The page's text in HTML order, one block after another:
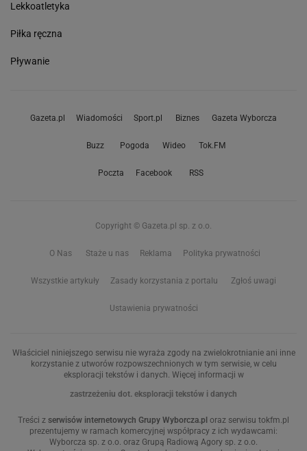
Lekkoatletyka
Piłka ręczna
Pływanie
Gazeta.pl Wiadomości Sport.pl Biznes Gazeta Wyborcza
Buzz Pogoda Wideo Tok.FM
Poczta Facebook RSS
Copyright © Gazeta.pl sp. z o.o.
O Nas Staże u nas Reklama Polityka prywatności
Wszystkie artykuły Zasady korzystania z portalu Zgłoś uwagi
Ustawienia prywatności
Właściciel niniejszego serwisu nie wyraża zgody na zwielokrotnianie ani inne
korzystanie z utworów rozpowszechnionych w tym serwisie, w celu
eksploracji tekstów i danych. Więcej informacji w
zastrzeżeniu dot. eksploracji tekstów i danych
Treści z serwisów internetowych Grupy Wyborcza.pl oraz serwisu tokfm.pl
prezentujemy w ramach komercyjnej współpracy z ich wydawcami:
Wyborcza sp. z o.o. oraz Grupą Radiową Agory sp. z o.o.